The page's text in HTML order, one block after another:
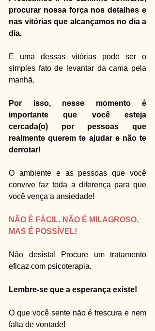
procurar nossa força nos detalhes e
nas vitórias que alcançamos no dia a
dia.
E uma dessas vitórias pode ser o
simples fato de levantar da cama pela
manhã.
Por isso, nesse momento é
importante que você esteja
cercada(o) por pessoas que
realmente querem te ajudar e não te
derrotar!
O ambiente e as pessoas que você
convive faz toda a diferença para que
você vença a ansiedade!
NÃO É FÁCIL, NÃO É MILAGROSO,
MAS É POSSÍVEL!
Não desista! Procure um tratamento
eficaz com psicoterapia.
Lembre-se que a esperança existe!
O que você sente não é frescura e nem
falta de vontade!